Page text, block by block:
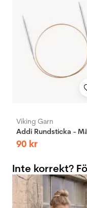
Viking Garn
90 kr
Inte korrekt?